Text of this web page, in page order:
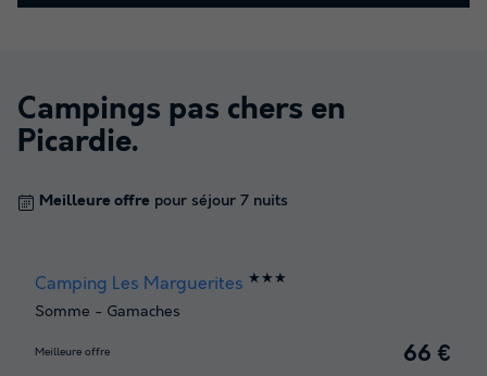
Campings pas chers en
Picardie.
Meilleure offre pour séjour 7 nuits
Camping Les Marguerites ★★★
Somme - Gamaches
Meilleure offre 66 €